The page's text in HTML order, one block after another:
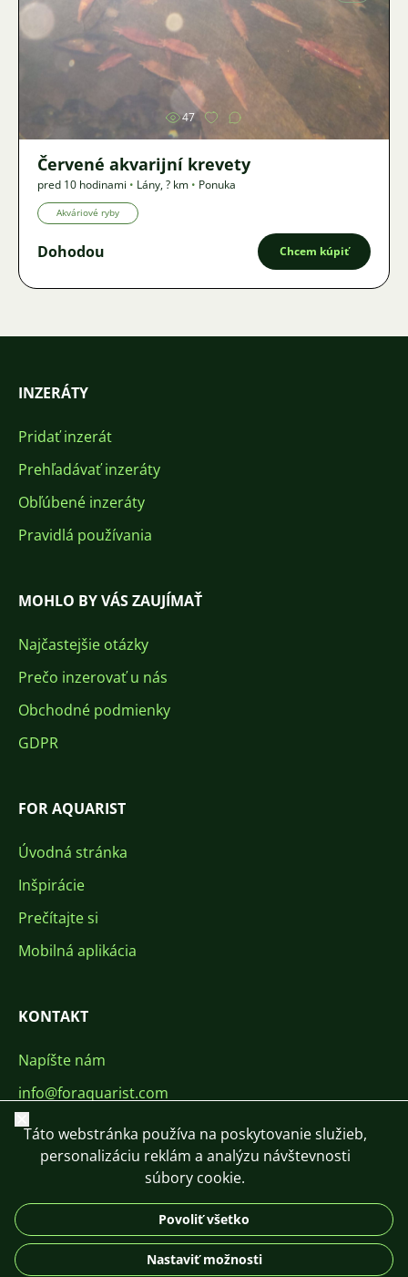
Obrázok
47
Červené akvarijní krevety
pred 10 hodinami • Lány,? km • Ponuka
Akváriové ryby
Dohodou Chcem kúpiť
INZERÁTY
Pridať inzerát
Prehľadávať inzeráty
Obľúbené inzeráty
Pravidlá používania
MOHLO BY VÁS ZAUJÍMAŤ
Najčastejšie otázky
Prečo inzerovať u nás
Obchodné podmienky
GDPR
FOR AQUARIST
Úvodná stránka
Inšpirácie
Prečítajte si
Mobilná aplikácia
KONTAKT
Napíšte nám
info@foraquarist.com
+420 603 449 602
DE
Zavrieť
Táto webstránka používa na poskytovanie služieb,
personalizáciu reklám a analýzu návštevnosti
súbory cookie.
Povoliť všetko
Nastaviť možnosti